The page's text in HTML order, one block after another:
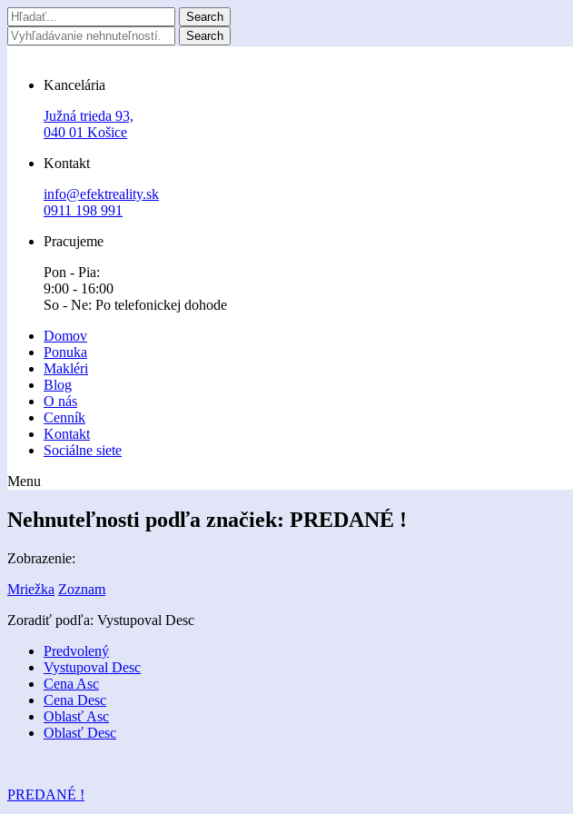
Kancelária
Južná trieda 93,
040 01 Košice
Kontakt
info@efektreality.sk
0911 198 991
Pracujeme
Pon - Pia:
9:00 - 16:00
So - Ne: Po telefonickej dohode
Domov
Ponuka
Makléri
Blog
O nás
Cenník
Kontakt
Sociálne siete
Menu
Nehnuteľnosti podľa značiek: PREDANÉ !
Zobrazenie:
Mriežka Zoznam
Zoradiť podľa: Vystupoval Desc
Predvolený
Vystupoval Desc
Cena Asc
Cena Desc
Oblasť Asc
Oblasť Desc
PREDANÉ !